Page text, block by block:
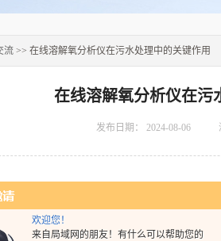
欢迎您！
来自局域网的朋友！有什么可以帮助您的
流 >> 在线溶解氧分析仪在污水处理中的关键作用
在线溶解氧分析仪在污
发布日期： 2024-08-06
化和物理过程的复杂系统，其中溶解氧
提供了实时、准确的数据，使得管理和维护